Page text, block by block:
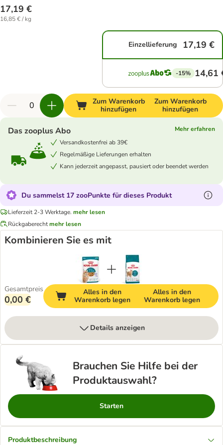
17,19 €
16,85 € / kg
Einzellieferung 17,19 €
-15% 14,61
Zum Warenkorb
hinzufügen
Zum Warenkorb
hinzufügen
Das zooplus Abo
Mehr erfahren
Versandkostenfrei ab 39€
Regelmäßige Lieferungen erhalten
Kann jederzeit angepasst, pausiert oder beendet werden
Du sammelst 17 zooPunkte für dieses Produkt
Lieferzeit 2-3 Werktage. mehr lesen
Rückgaberechtmehr lesen
Kombinieren Sie es mit
Gesamtpreis
0,00 €
Alles in den
Warenkorb legen
Alles in den
Warenkorb legen
Details anzeigen
Brauchen Sie Hilfe bei der
Produktauswahl?
Starten
Produktbeschreibung